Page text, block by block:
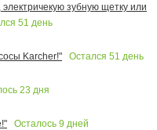
зубную щетку или
51 день
Karcher!"
Остался 51 день
23 дня
Осталось 9 дней